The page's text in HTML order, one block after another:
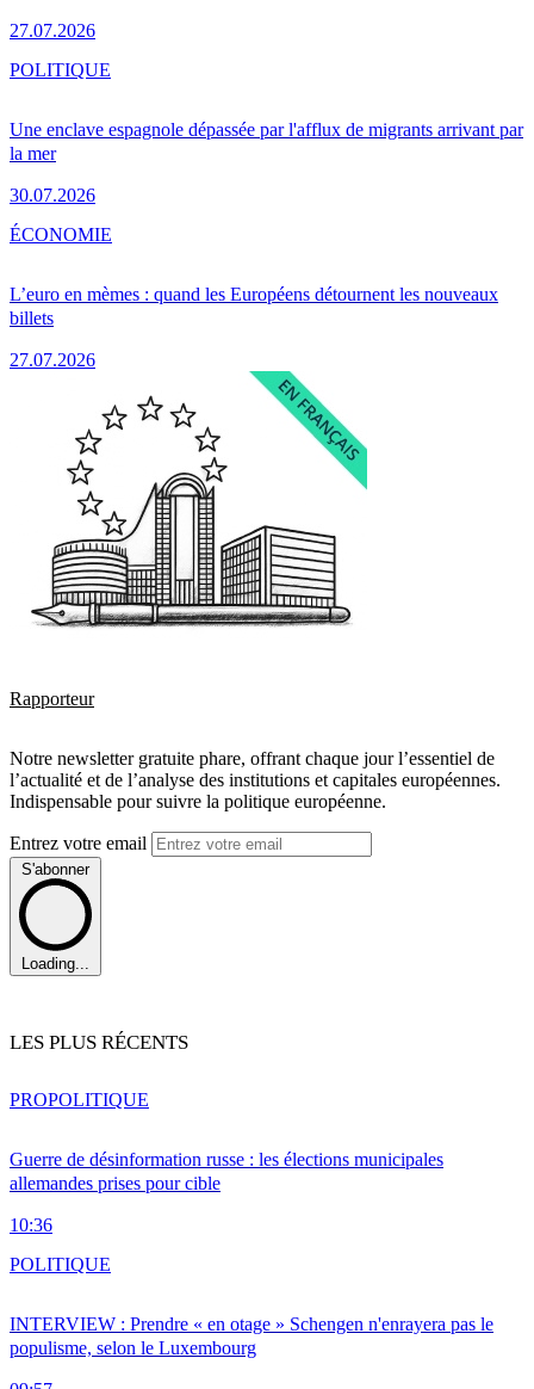
27.07.2026
Une enclave espagnole dépassée par l'afflux de migrants arrivant par
la mer
30.07.2026
POLITIQUE
L’euro en mèmes : quand les Européens détournent les nouveaux
billets
27.07.2026
ÉCONOMIE
Rapporteur
Notre newsletter gratuite phare, offrant chaque jour l’essentiel de
l’actualité et de l’analyse des institutions et capitales européennes.
Indispensable pour suivre la politique européenne.
Entrez votre email
S'abonner
Loading...
LES PLUS RÉCENTS
Guerre de désinformation russe : les élections municipales
allemandes prises pour cible
10:36
PROPOLITIQUE
INTERVIEW : Prendre « en otage » Schengen n'enrayera pas le
populisme, selon le Luxembourg
POLITIQUE